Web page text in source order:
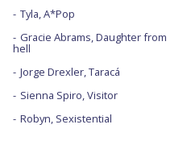
Tyla, A*Pop
Gracie Abrams, Daughter from
hell
Jorge Drexler, Taracá
Sienna Spiro, Visitor
Robyn, Sexistential